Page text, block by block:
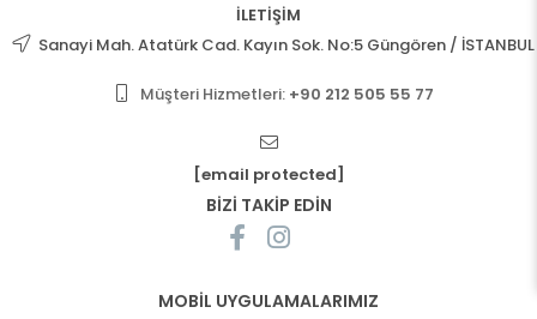
İLETİŞİM
Sanayi Mah. Atatürk Cad. Kayın Sok. No:5 Güngören / İSTANBUL
Müşteri Hizmetleri: +90 212 505 55 77
[email protected]
BİZİ TAKİP EDİN
MOBİL UYGULAMALARIMIZ